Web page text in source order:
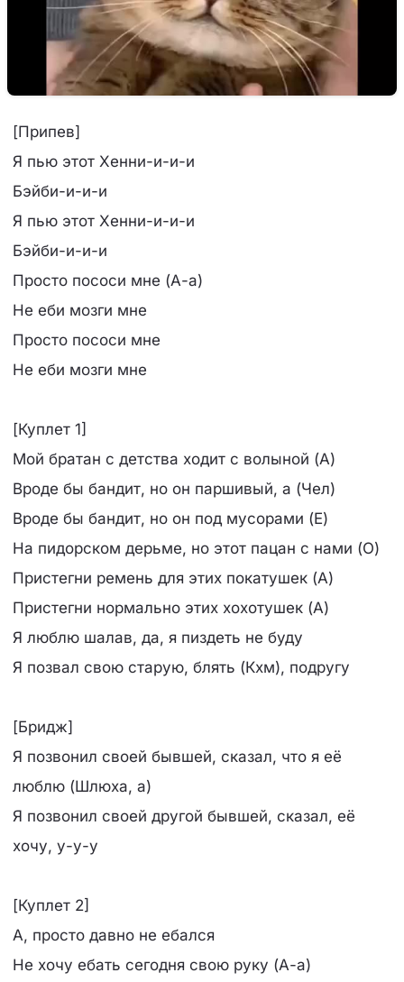
[Припев]
Я пью этот Хенни-и-и-и
Бэйби-и-и-и
Я пью этот Хенни-и-и-и
Бэйби-и-и-и
Просто пососи мне (А-а)
Не еби мозги мне
Просто пососи мне
Не еби мозги мне
[Куплет 1]
Мой братан с детства ходит с волыной (А)
Вроде бы бандит, но он паршивый, а (Чел)
Вроде бы бандит, но он под мусорами (Е)
На пидорском дерьме, но этот пацан с нами (О)
Пристегни ремень для этих покатушек (А)
Пристегни нормально этих хохотушек (А)
Я люблю шалав, да, я пиздеть не буду
Я позвал свою старую, блять (Кхм), подругу
[Бридж]
Я позвонил своей бывшей, сказал, что я её
люблю (Шлюха, а)
Я позвонил своей другой бывшей, сказал, её
хочу, у-у-у
[Куплет 2]
А, просто давно не ебался
Не хочу ебать сегодня свою руку (А-а)